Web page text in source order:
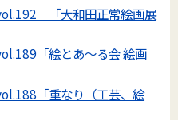
「大和田正常絵画展
「絵とあ～る会 絵画
「重なり（工芸、絵